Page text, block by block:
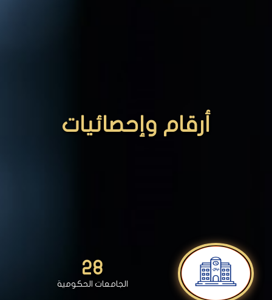
أرقام وإحصائيات
28
الجامعات الحكومية